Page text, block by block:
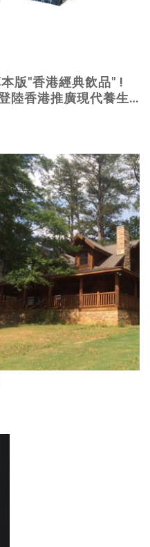
版"香港經典飲品" !
陸香港推廣現代養生